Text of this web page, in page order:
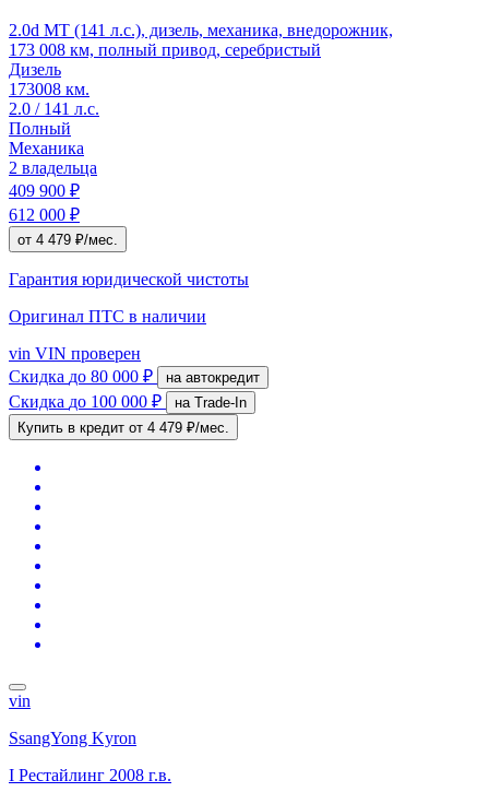
2.0d MT (141 л.с.), дизель, механика, внедорожник,
173 008 км, полный привод, серебристый
Дизель
173008 км.
2.0 / 141 л.с.
Полный
Механика
2 владельца
409 900 ₽
612 000 ₽
от 4 479 ₽/мес.
Гарантия юридической чистоты
Оригинал ПТС в наличии
vin VIN проверен
Скидка до 80 000 ₽ на автокредит
Скидка до 100 000 ₽
на Trade-In
Купить в кредит от 4 479 ₽/мес.
vin
SsangYong Kyron
I Рестайлинг 2008 г.в.